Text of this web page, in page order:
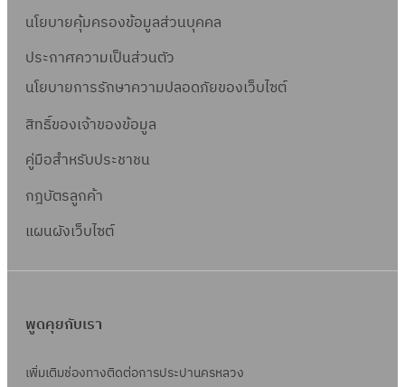
นโยบายคุ้มครองข้อมูลส่วนบุคคล
ประกาศความเป็นส่วนตัว
นโยบายการรักษาความปลอดภัยของเว็บไซต์
สิทธิ์ของเจ้าของข้อมูล
คู่มือสำหรับประชาชน
กฎบัตรลูกค้า
แผนผังเว็บไซต์
พูดคุยกับเรา
เพิ่มเติมช่องทางติดต่อการประปานครหลวง